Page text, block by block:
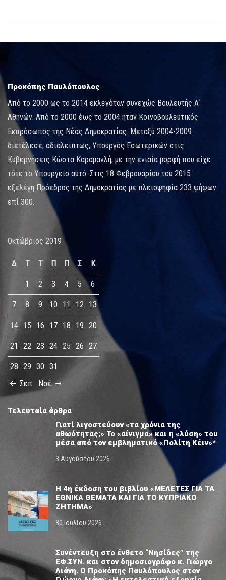
Προκόπης Παυλόπουλος
Από το 2000 ως το 2014 εκλεγόταν συνεχώς Βουλευτής Α΄
Αθηνών. Από το 2000 έως το 2004 ήταν Κοινοβουλευτικός
Εκπρόσωπος της Νέας Δημοκρατίας. Μεταξύ 2004-2009
διετέλεσε, αδιαλείπτως, Υπουργός Εσωτερικών στις
Κυβερνήσεις Κώστα Καραμανλή, με την ενιαία μορφή που είχε
τότε το Υπουργείο αυτό. Στις 18 Φεβρουαρίου του 2015
εξελέγη Πρόεδρος της Δημοκρατίας με πλειοψηφία 233 ψήφων
επί 300.
Οκτώβριος 2019
Δ Τ Τ Π Π Σ Κ
1 2 3 4 5 6
7 8 9 10 11 12 13
14 15 16 17 18 19 20
21 22 23 24 25 26 27
28 29 30 31
Σεπ
Νοέ
Τελευταία άρθρα
Γιατί λιγοστεύουν «τα χρόνια της
αθωότητας;» Το «αίνιγμα» και η «λύση» του
μέσα από τον εμβληματικό «Πολίτη Κέιν»*
3 Αυγούστου 2026
Η 4η έκδοση του βιβλίου «ΜΕΛΕΤΕΣ ΓΙΑ ΤΑ
ΕΘΝΙΚΑ ΘΕΜΑΤΑ ΚΑΙ ΓΙΑ ΤΟ ΚΥΠΡΙΑΚΟ
ΖΗΤΗΜΑ»
30 Ιουλίου 2026
Συνέντευξη στο ένθετο “Νησίδες” της
ΕΦ.ΣΥΝ. και στον δημοσιογράφο κ. Γιώργο
Λιάνη. Ο Προκόπης Παυλόπουλος στον